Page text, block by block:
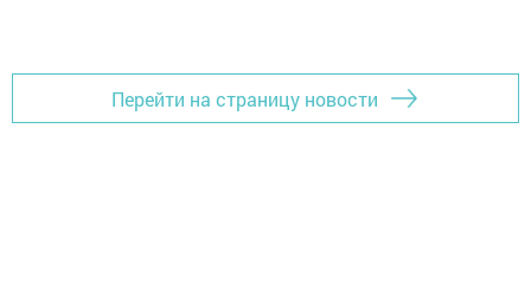
Перейти на страницу новости